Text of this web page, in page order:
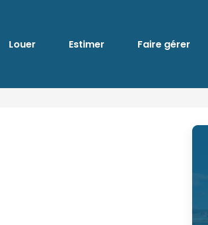
Louer Estimer Faire gérer